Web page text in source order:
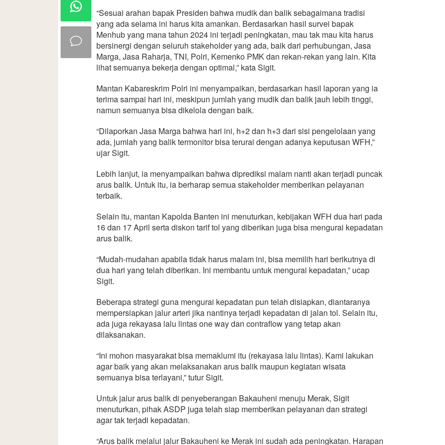
“Sesuai arahan bapak Presiden bahwa mudik dan balik sebagaimana tradisi
yang ada selama ini harus kita amankan. Berdasarkan hasil survei bapak
Menhub yang mana tahun 2024 ini terjadi peningkatan, mau tak mau kita harus
bersinergi dengan seluruh stakeholder yang ada, baik dari perhubungan, Jasa
Marga, Jasa Raharja, TNI, Polri, Kemenko PMK dan rekan-rekan yang lain. Kita
lihat semuanya bekerja dengan optimal,” kata Sigit.
Mantan Kabareskrim Polri ini menyampaikan, berdasarkan hasil laporan yang ia
terima sampai hari ini, meskipun jumlah yang mudik dan balik jauh lebih tinggi,
namun semuanya bisa dikelola dengan baik.
“Dilaporkan Jasa Marga bahwa hari ini, h+2 dan h+3 dari sisi pengelolaan yang
ada, jumlah yang balik termonitor bisa terurai dengan adanya keputusan WFH,”
ujar Sigit.
Lebih lanjut, ia menyampaikan bahwa diprediksi malam nanti akan terjadi puncak
arus balik. Untuk itu, ia berharap semua stakeholder memberikan pelayanan
terbaik.
Selain itu, mantan Kapolda Banten ini menuturkan, kebijakan WFH dua hari pada
16 dan 17 April serta diskon tarif tol yang diberikan juga bisa mengurai kepadatan
arus balik.
“Mudah-mudahan apabila tidak harus malam ini, bisa memilih hari berikutnya di
dua hari yang telah diberikan. Ini membantu untuk mengurai kepadatan,” ucap
Sigit.
Beberapa strategi guna mengurai kepadatan pun telah disiapkan, diantaranya
mempersiapkan jalur arteri jika nantinya terjadi kepadatan di jalan tol. Selain itu,
ada juga rekayasa lalu lintas one way dan contraflow yang tetap akan
dilaksanakan.
“Ini mohon masyarakat bisa memaklumi itu (rekayasa lalu lintas). Kami lakukan
agar baik yang akan melaksanakan arus balik maupun kegiatan wisata
semuanya bisa terlayani,” tutur Sigit.
Untuk jalur arus balik di penyeberangan Bakauheni menuju Merak, Sigit
menuturkan, pihak ASDP juga telah siap memberikan pelayanan dan strategi
agar tak terjadi kepadatan.
“Arus balik melalui jalur Bakauheni ke Merak ini sudah ada peningkatan. Harapan